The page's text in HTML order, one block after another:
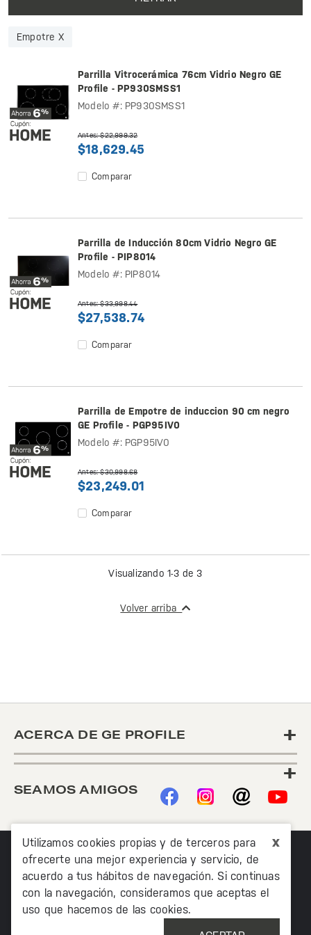
x
Utilizamos cookies propias y de terceros para
ofrecerte una mejor experiencia y servicio, de
acuerdo a tus hábitos de navegación. Si continuas
con la navegación, consideramos que aceptas el
uso que hacemos de las cookies.
Empotre X
Parrilla Vitrocerámica 76cm Vidrio Negro GE
Profile - PP930SMSS1
Modelo #: PP930SMSS1
Antes: $22,999.32
$18,629.45
Comparar
Parrilla de Inducción 80cm Vidrio Negro GE
Profile - PIP8014
Modelo #: PIP8014
Antes: $33,998.44
$27,538.74
Comparar
Parrilla de Empotre de induccion 90 cm negro
GE Profile - PGP95IV0
Modelo #: PGP95IV0
Antes: $30,998.68
$23,249.01
Comparar
Visualizando 1-3 de 3
Volver arriba
ACERCA DE GE PROFILE
+
+
SEAMOS AMIGOS
©2020 TODOS LOS DERECHOS RESERVADOS MABE